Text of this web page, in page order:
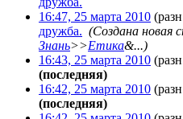
16:47, 25 марта 2010
дружба. (Создана новая
Знань>>Етика&...)
16:43, 25 марта 2010
(последняя)
16:42, 25 марта 2010
(последняя)